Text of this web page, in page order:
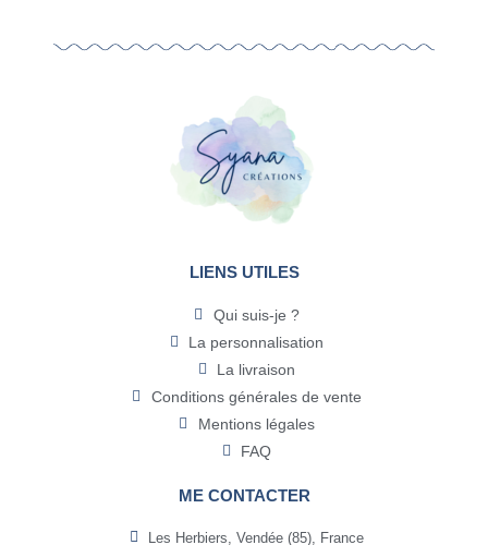
LIENS UTILES
Qui suis-je ?
La personnalisation
La livraison
Conditions générales de vente
Mentions légales
FAQ
ME CONTACTER
Les Herbiers, Vendée (85), France